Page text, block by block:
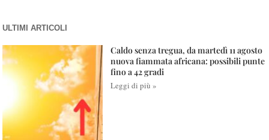
ULTIMI ARTICOLI
Caldo senza tregua, da martedì 11 agosto
nuova fiammata africana: possibili punte
fino a 42 gradi
Leggi di più »